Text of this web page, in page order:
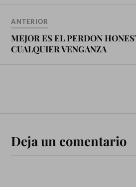
ANTERIOR
MEJOR ES EL PERDON
CUALQUIER VENGANZA
Deja un comentario